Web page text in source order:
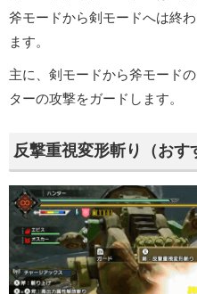
斧モードから剣モードへは終
ます。
主に、剣モードから斧モード
ターの攻撃をガードします。
反撃重視変形斬り（おす